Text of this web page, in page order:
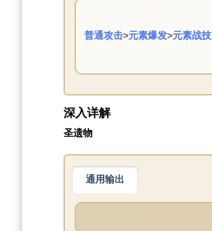
普通攻击>元素爆发>元素战技
深入详解
圣遗物
通用输出